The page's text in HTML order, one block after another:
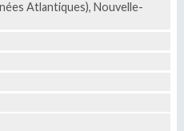
Atlantiques), Nouvelle-